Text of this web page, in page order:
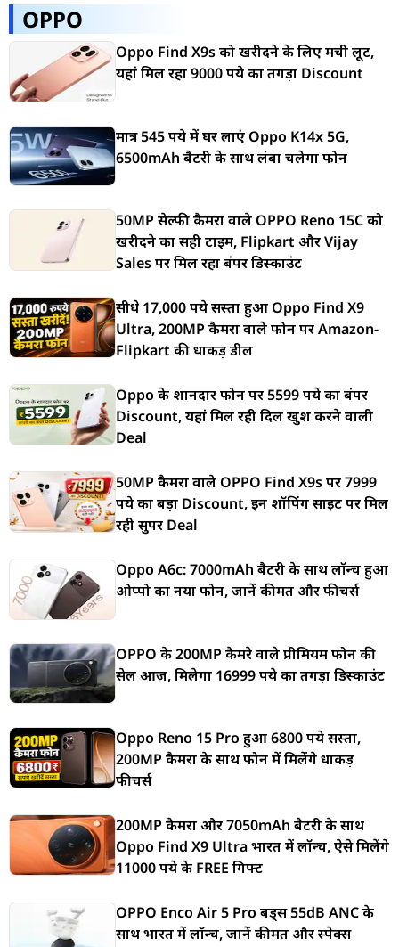
OPPO
Oppo Find X9s को खरीदने के लिए मची लूट,
यहां मिल रहा 9000 रुपये का तगड़ा Discount
मात्र 545 रुपये में घर लाएं Oppo K14x 5G,
6500mAh बैटरी के साथ लंबा चलेगा फोन
50MP सेल्फी कैमरा वाले OPPO Reno 15C को
खरीदने का सही टाइम, Flipkart और Vijay
Sales पर मिल रहा बंपर डिस्काउंट
सीधे 17,000 रुपये सस्ता हुआ Oppo Find X9
Ultra, 200MP कैमरा वाले फोन पर Amazon-
Flipkart की धाकड़ डील
Oppo के शानदार फोन पर 5599 रुपये का बंपर
Discount, यहां मिल रही दिल खुश करने वाली
Deal
50MP कैमरा वाले OPPO Find X9s पर 7999
रुपये का बड़ा Discount, इन शॉपिंग साइट पर मिल
रही सुपर Deal
Oppo A6c: 7000mAh बैटरी के साथ लॉन्च हुआ
ओप्पो का नया फोन, जानें कीमत और फीचर्स
OPPO के 200MP कैमरे वाले प्रीमियम फोन की
सेल आज, मिलेगा 16999 रुपये का तगड़ा डिस्काउंट
Oppo Reno 15 Pro हुआ 6800 रुपये सस्ता,
200MP कैमरा के साथ फोन में मिलेंगे धाकड़
फीचर्स
200MP कैमरा और 7050mAh बैटरी के साथ
Oppo Find X9 Ultra भारत में लॉन्च, ऐसे मिलेंगे
11000 रुपये के FREE गिफ्ट
OPPO Enco Air 5 Pro बड्स 55dB ANC के
साथ भारत में लॉन्च, जानें कीमत और स्पेक्स